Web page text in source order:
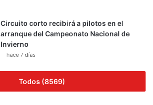
Circuito corto recibirá a pilotos en el
arranque del Campeonato Nacional de
Invierno
hace 7 días
Todos (8569)